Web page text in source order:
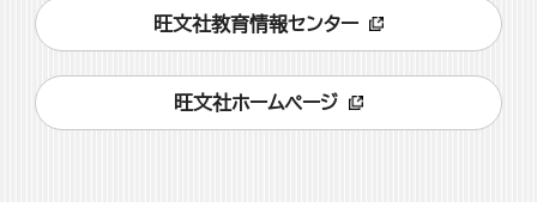
旺文社教育情報センター
旺文社ホームページ